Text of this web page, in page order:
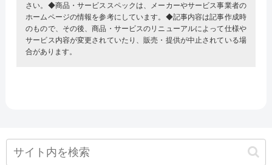
さい。◆商品・サービススペックは、メーカーやサービス事業者の
ホームページの情報を参考にしています。◆記事内容は記事作成時
のもので、その後、商品・サービスのリニューアルによって仕様や
サービス内容が変更されていたり、販売・提供が中止されている場
合があります。